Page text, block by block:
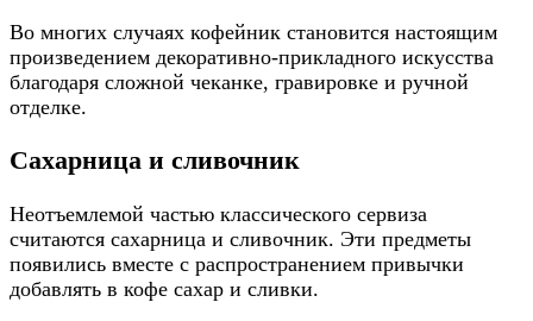
Во многих случаях кофейник становится настоящим
произведением декоративно-прикладного искусства
благодаря сложной чеканке, гравировке и ручной
отделке.
Сахарница и сливочник
Неотъемлемой частью классического сервиза
считаются сахарница и сливочник. Эти предметы
появились вместе с распространением привычки
добавлять в кофе сахар и сливки.